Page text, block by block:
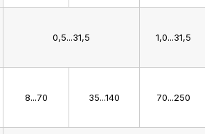
0,5...31,5 1,0...31,5
8...70 35...140 70...250